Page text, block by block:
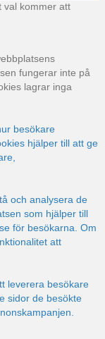
val kommer att
fungerar inte på
lagrar inga
besökare
hjälper till att ge
och analysera de
som hjälper till
för besökarna. Om
att
leverera besökare
sidor de besökte